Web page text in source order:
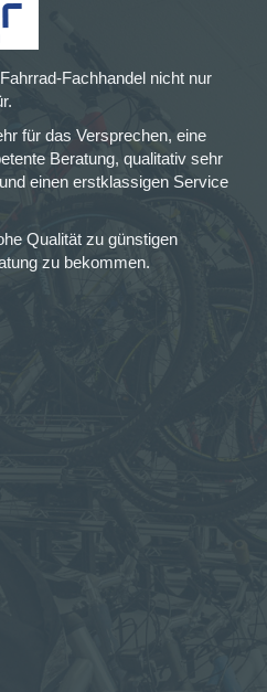
Fachhandel nicht nur
für das Versprechen, eine
Beratung, qualitativ sehr
einen erstklassigen Service
Qualität zu günstigen
zu bekommen.